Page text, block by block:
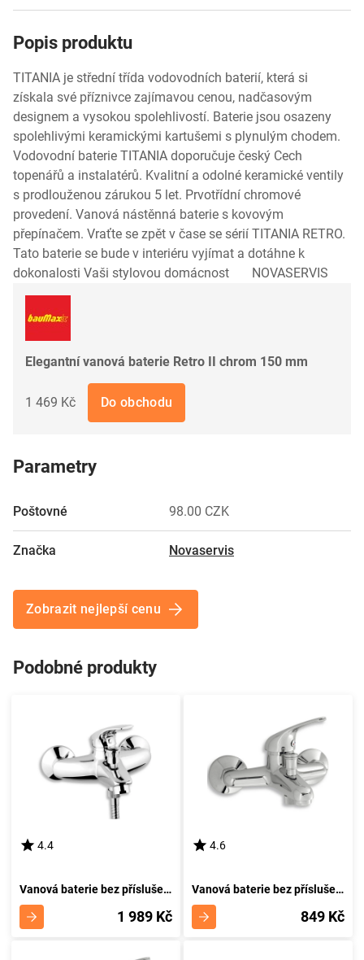
Popis produktu
TITANIA je střední třída vodovodních baterií, která si
získala své příznivce zajímavou cenou, nadčasovým
designem a vysokou spolehlivostí. Baterie jsou osazeny
spolehlivými keramickými kartušemi s plynulým chodem.
Vodovodní baterie TITANIA doporučuje český Cech
topenářů a instalatérů. Kvalitní a odolné keramické ventily
s prodlouženou zárukou 5 let. Prvotřídní chromové
provedení. Vanová nástěnná baterie s kovovým
přepínačem. Vraťte se zpět v čase se sérií TITANIA RETRO.
Tato baterie se bude v interiéru vyjímat a dotáhne k
dokonalosti Vaši stylovou domácnost NOVASERVIS
Elegantní vanová baterie Retro II chrom 150 mm
1 469 Kč Do obchodu
Parametry
Poštovné 98.00 CZK
Značka Novaservis
Zobrazit nejlepší cenu
Podobné produkty
4.4
Vanová baterie bez příslušenství 150 mm Metalia 57 chrom NOVASERVIS 57020/1,0
1 989 Kč
4.6
Vanová baterie bez příslušenství 150 mm Titania Neon chrom NOVASERVIS 93020/1,0
849 Kč